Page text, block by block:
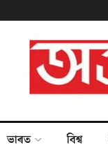
ভাৰত বিশ্ব